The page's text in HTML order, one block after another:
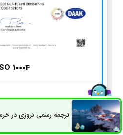
10004
استاندارد سیستم مدیریت پایش و
ترجمه رسمی نروژی درراه های ارتباطی